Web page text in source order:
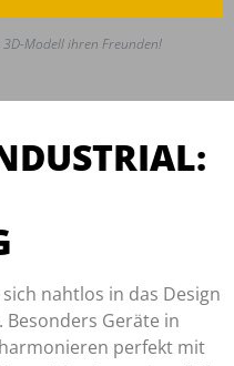
Modell ihren Freunden!
nahtlos in das Design
Geräte in
perfekt mit